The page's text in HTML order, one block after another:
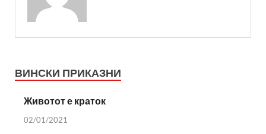
ВИНСКИ ПРИКАЗНИ
Животот е краток
02/01/2021